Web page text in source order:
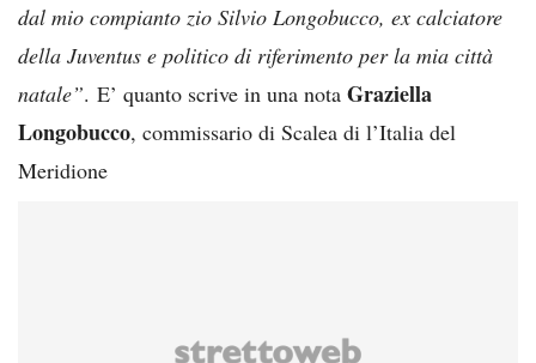
dal mio compianto zio Silvio Longobucco, ex calciatore
della Juventus e politico di riferimento per la mia città
natale”. E’ quanto scrive in una nota Graziella
Longobucco, commissario di Scalea di l’Italia del
Meridione